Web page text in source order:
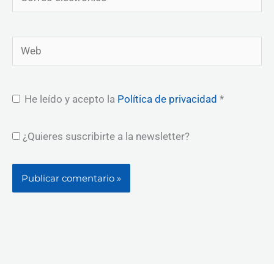
electrónico*
Web
He leído y acepto la Política de privacidad *
¿Quieres suscribirte a la newsletter?